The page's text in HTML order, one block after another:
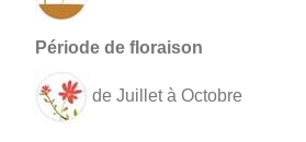
de Juillet à Octobre